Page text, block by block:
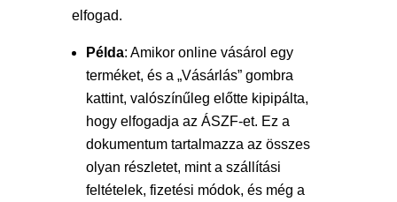
elfogad.
Példa: Amikor online vásárol egy
terméket, és a „Vásárlás” gombra
kattint, valószínűleg előtte kipipálta,
hogy elfogadja az ÁSZF-et. Ez a
dokumentum tartalmazza az összes
olyan részletet, mint a szállítási
feltételek, fizetési módok, és még a